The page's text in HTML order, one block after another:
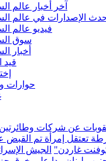
آخر أخبار عالم
الإصدارات في عالم
فيديو عالم
سوق
أخبار
قيد
حوارات و
عن شركات
تعتقل إمرأة تم القبض
غاردن" الجيش